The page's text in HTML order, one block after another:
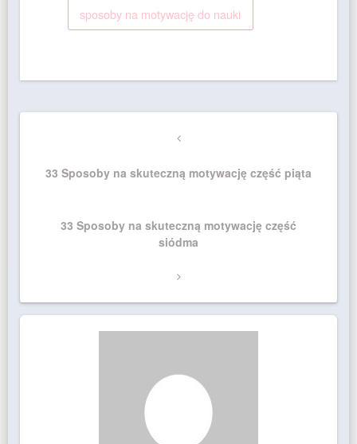
sposoby na motywację do nauki
Previous
33 Sposoby na skuteczną motywację część piąta
Next33 Sposoby na skuteczną motywację część
siódma